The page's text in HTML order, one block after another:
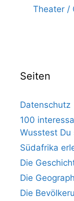
Theater /
Seiten
Datenschutz
100
Wusstest Du
Südafrika
Die
Die
Die